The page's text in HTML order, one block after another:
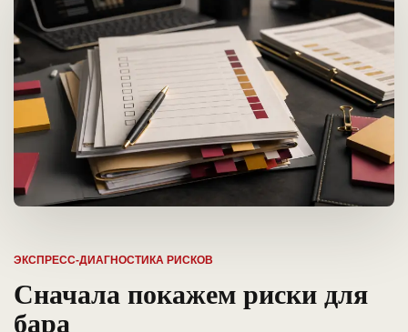
ЭКСПРЕСС-ДИАГНОСТИКА РИСКОВ
Сначала покажем риски для
бара